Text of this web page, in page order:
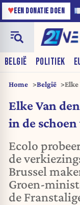
♥EEN DONATIE DOEN
BELGIË POLITIEK
Home België
Elke
Elke Van
in de
Ecolo
de
Brussel
Groen-
de